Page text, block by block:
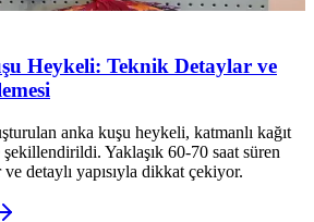
Heykeli: Teknik Detaylar ve
anka kuşu heykeli, katmanlı kağıt
Yaklaşık 60-70 saat süren
detaylı yapısıyla dikkat çekiyor.